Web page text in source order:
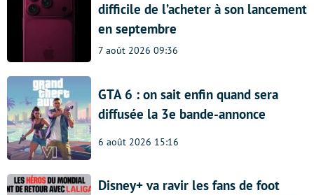
difficile de l’acheter à son lancement
en septembre
7 août 2026 09:36
GTA 6 : on sait enfin quand sera
diffusée la 3e bande-annonce
6 août 2026 15:16
Disney+ va ravir les fans de foot